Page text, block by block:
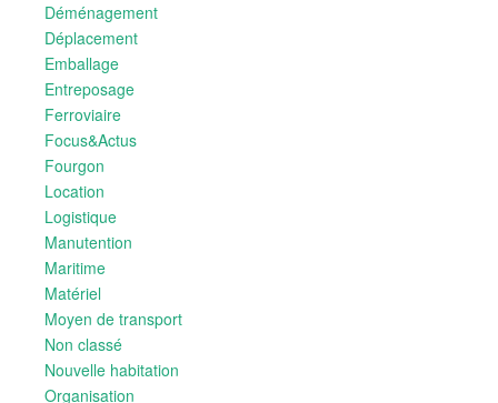
Déménagement
Déplacement
Emballage
Entreposage
Ferroviaire
Focus&Actus
Fourgon
Location
Logistique
Manutention
Maritime
Matériel
Moyen de transport
Non classé
Nouvelle habitation
Organisation